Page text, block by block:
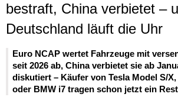
bestraft, China verbietet –
Deutschland läuft die Uhr
Euro NCAP wertet Fahrzeuge mit
seit 2026 ab, China verbietet sie ab
diskutiert – Käufer von Tesla Model S/
oder BMW i7 tragen schon jetzt ein